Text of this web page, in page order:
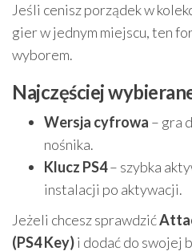
Jeśli cenisz porządek w
gier w jednym miejscu, ten
wyborem.
Najczęściej
Wersja cyfrowa – gra
nośnika.
Klucz PS4– szybka
instalacji po aktywacji.
Jeżeli chcesz sprawdzić
(PS4 Key)i dodać do swojej